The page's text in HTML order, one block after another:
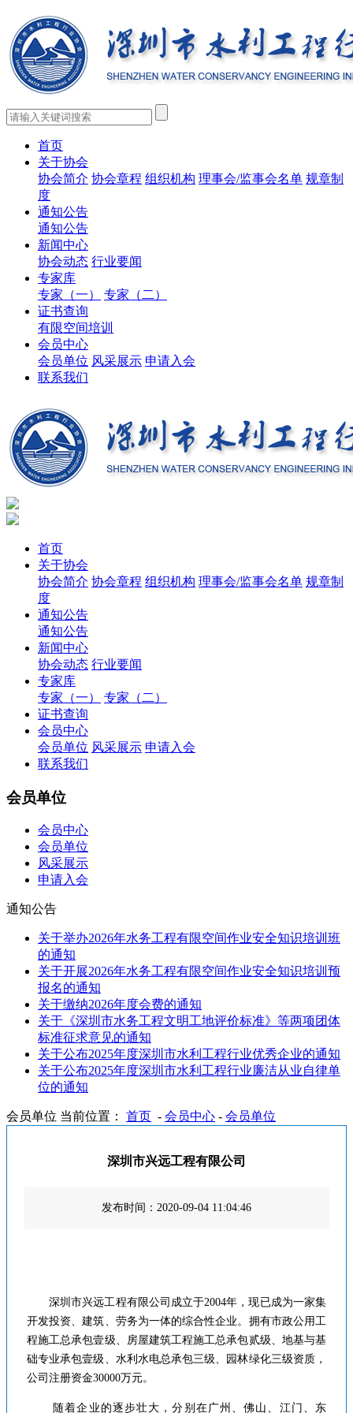
首页
关于协会
协会简介 协会章程 组织机构 理事会/监事会名单 规章制
度
通知公告
通知公告
新闻中心
协会动态 行业要闻
专家库
专家（一）
专家（二）
证书查询
有限空间培训
会员中心
会员单位 风采展示 申请入会
联系我们
首页
关于协会
协会简介 协会章程 组织机构 理事会/监事会名单 规章制
度
通知公告
通知公告
新闻中心
协会动态 行业要闻
专家库
专家（一）
专家（二）
证书查询
会员中心
会员单位 风采展示 申请入会
联系我们
会员单位
会员中心
会员单位
风采展示
申请入会
通知公告
关于举办2026年水务工程有限空间作业安全知识培训班
的通知
关于开展2026年水务工程有限空间作业安全知识培训预
报名的通知
关于缴纳2026年度会费的通知
关于《深圳市水务工程文明工地评价标准》等两项团体
标准征求意见的通知
关于公布2025年度深圳市水利工程行业优秀企业的通知
关于公布2025年度深圳市水利工程行业廉洁从业自律单
位的通知
会员单位 当前位置： 首页 - 会员中心 - 会员单位
深圳市兴远工程有限公司
发布时间：2020-09-04 11:04:46
深圳市兴远工程有限公司成立于2004年，现已成为一家集
开发投资、建筑、劳务为一体的综合性企业。拥有市政公用工
程施工总承包壹级、房屋建筑工程施工总承包贰级、地基与基
础专业承包壹级、水利水电总承包三级、园林绿化三级资质，
公司注册资金30000万元。
随着企业的逐步壮大，分别在广州、佛山、江门、东